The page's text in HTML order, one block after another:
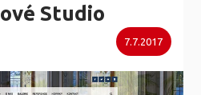
Studio
7.7.2017